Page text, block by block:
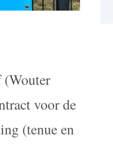
(Wouter
voor de
(tenue en